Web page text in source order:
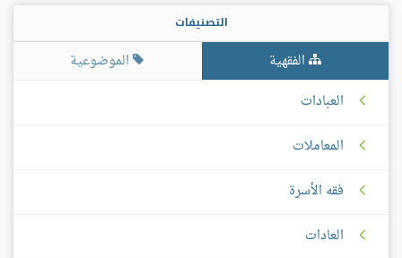
التصنيفات
الفقهية
الموضوعية
العبادات
المعاملات
فقه الأسرة
العادات